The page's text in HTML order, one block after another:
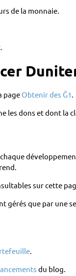
de la monnaie.
page Obtenir des Ğ1.
les dons et dont la
sur cette
gérés que par une
.
du blog.